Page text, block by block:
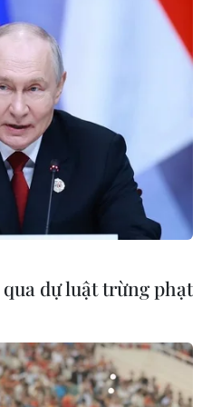
gia
sở giỏi
đoạt
tế
Bộ sẽ
Nam?
dự luật trừng phạt